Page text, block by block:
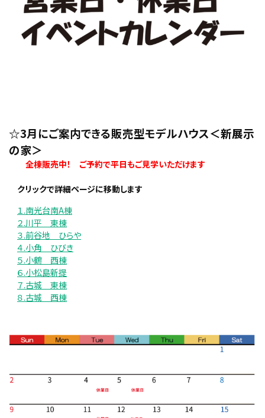
☆3月にご案内できる販売型モデルハウス＜新展示
の家＞
全棟販売中！ ご予約で平日もご見学いただけます
クリックで詳細ページに移動します
１.南光台南A棟
２.川平 東棟
３.前谷地 ひらや
４.小角 ひびき
５.小鶴 西棟
６.小松島新提
７.古城 東棟
８.古城 西棟